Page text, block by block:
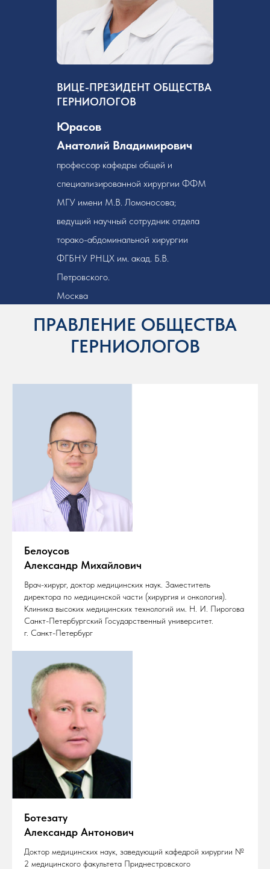
ВИЦЕ-ПРЕЗИДЕНТ ОБЩЕСТВА
ГЕРНИОЛОГОВ
Юрасов
Анатолий Владимирович
профессор кафедры общей и
специализированной хирургии ФФМ
МГУ имени М.В. Ломоносова;
ведущий научный сотрудник отдела
торако-абдоминальной хирургии
ФГБНУ РНЦХ им. акад. Б.В.
Петровского.
Москва
ПРАВЛЕНИЕ ОБЩЕСТВА
ГЕРНИОЛОГОВ
Белоусов
Александр Михайлович
Врач-хирург, доктор медицинских наук. Заместитель
директора по медицинской части (хирургия и онкология).
Клиника высоких медицинских технологий им. Н. И. Пирогова
Санкт-Петербургский Государственный университет.
г. Санкт-Петербург
Ботезату
Александр Антонович
Доктор медицинских наук, заведующий кафедрой хирургии №
2 медицинского факультета Приднестровского